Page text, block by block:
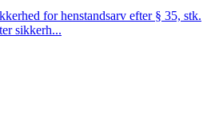
for henstandsarv efter § 35, stk.
sikkerh...